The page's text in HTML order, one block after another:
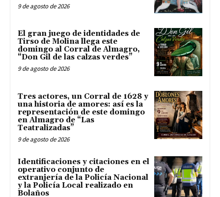
9 de agosto de 2026
El gran juego de identidades de
Tirso de Molina llega este
domingo al Corral de Almagro,
“Don Gil de las calzas verdes”
9 de agosto de 2026
Tres actores, un Corral de 1628 y
una historia de amores: así es la
representación de este domingo
en Almagro de “Las
Teatralizadas”
9 de agosto de 2026
Identificaciones y citaciones en el
operativo conjunto de
extranjería de la Policía Nacional
y la Policía Local realizado en
Bolaños